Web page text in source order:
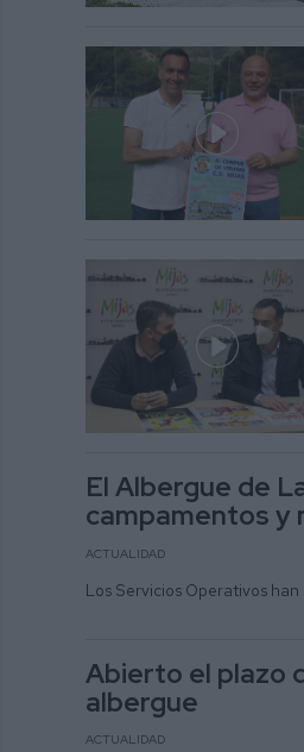
El Albergue de
campamentos y
ACTUALIDAD
Los Servicios Operativos
Abierto el plazo
albergue
ACTUALIDAD